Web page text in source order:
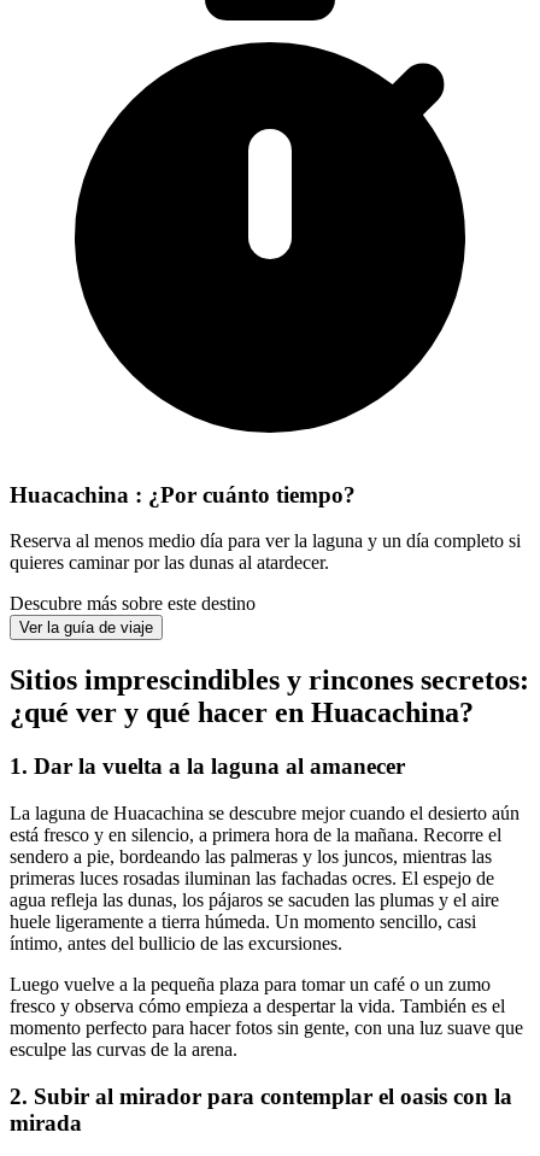
Huacachina : ¿Por cuánto tiempo?
Reserva al menos medio día para ver la laguna y un día completo si
quieres caminar por las dunas al atardecer.
Descubre más sobre este destino
Ver la guía de viaje
Sitios imprescindibles y rincones secretos:
¿qué ver y qué hacer en Huacachina?
1. Dar la vuelta a la laguna al amanecer
La laguna de Huacachina se descubre mejor cuando el desierto aún
está fresco y en silencio, a primera hora de la mañana. Recorre el
sendero a pie, bordeando las palmeras y los juncos, mientras las
primeras luces rosadas iluminan las fachadas ocres. El espejo de
agua refleja las dunas, los pájaros se sacuden las plumas y el aire
huele ligeramente a tierra húmeda. Un momento sencillo, casi
íntimo, antes del bullicio de las excursiones.
Luego vuelve a la pequeña plaza para tomar un café o un zumo
fresco y observa cómo empieza a despertar la vida. También es el
momento perfecto para hacer fotos sin gente, con una luz suave que
esculpe las curvas de la arena.
2. Subir al mirador para contemplar el oasis con la
mirada